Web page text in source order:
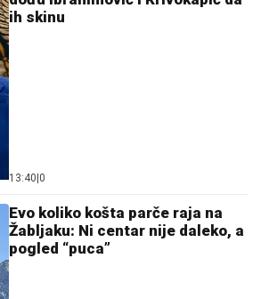
ih skinu
13:40|0
Evo koliko košta parče raja na
Žabljaku: Ni centar nije daleko, a
pogled “puca”